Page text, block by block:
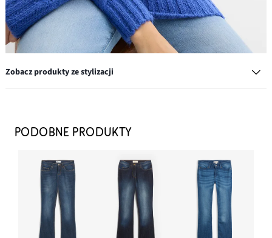
Zobacz produkty ze stylizacji
64,99 zł
Wygodne dżinsy ze stretchem o kroju bootcut, mid waist
97,99 zł
DODAJ DO KOSZYKA
Kolczyki kółka z mosiądzu
PODOBNE PRODUKTY